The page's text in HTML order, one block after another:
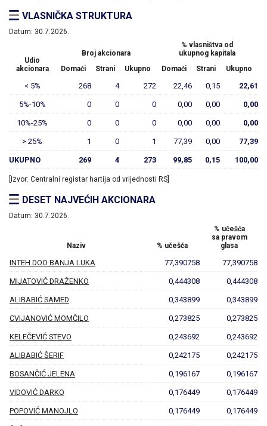
VLASNIČKA STRUKTURA
Datum: 30.7.2026.
Udio
akcionara
Broj akcionara
% vlasništva od
ukupnog kapitala
Domaći
Strani Ukupno Domaći Strani Ukupno
< 5% 268 4 272 22,46 0,15 22,61
5%-10% 0 0 0 0,00 0,00 0,00
10%-25% 0 0 0 0,00 0,00 0,00
> 25% 1 0 1 77,39 0,00 77,39
UKUPNO 269 4 273 99,85 0,15 100,00
[Izvor: Centralni registar hartija od vrijednosti RS]
DESET NAJVEĆIH AKCIONARA
Datum: 30.7.2026.
Naziv % učešća
% učešća
sa pravom
glasa
INTEH DOO BANJA LUKA 77,390758 77,390758
MIJATOVIĆ DRAŽENKO 0,444308 0,444308
ALIBABIĆ SAMED 0,343899 0,343899
CVIJANOVIĆ MOMČILO 0,273825 0,273825
KELEČEVIĆ STEVO 0,243692 0,243692
ALIBABIĆ ŠERIF 0,242175 0,242175
BOSANČIĆ JELENA 0,196167 0,196167
VIDOVIĆ DARKO 0,176449 0,176449
POPOVIĆ MANOJLO 0,176449 0,176449